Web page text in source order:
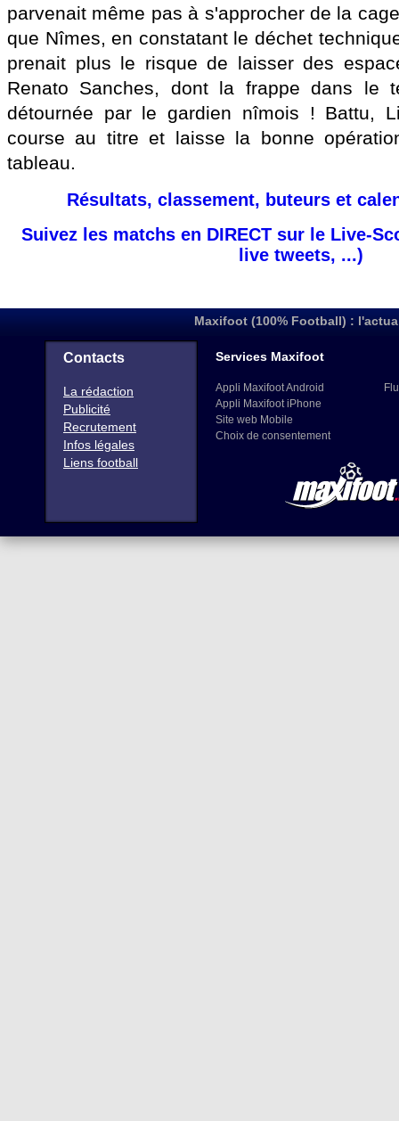
parvenait même pas à s'approcher de la
que Nîmes, en constatant le déchet
prenait plus le risque de laisser des
Renato Sanches, dont la frappe dans le
détournée par le gardien nîmois ! Battu,
course au titre et laisse la bonne
tableau.
Résultats, classement, buteurs et
Suivez les matchs en DIRECT sur le Live-
live tweets, ...)
Maxifoot (100% Football) :
Contacts
La rédaction
Publicité
Recrutement
Infos légales
Liens football
Services Maxifoot
Appli Maxifoot Android
Appli Maxifoot iPhone
Site web Mobile
Choix de consentement